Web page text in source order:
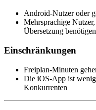
Android-Nutzer oder
Mehrsprachige
Übersetzung benötigen
Einschränkungen
Freiplan-Minuten
Die iOS-App ist
Konkurrenten